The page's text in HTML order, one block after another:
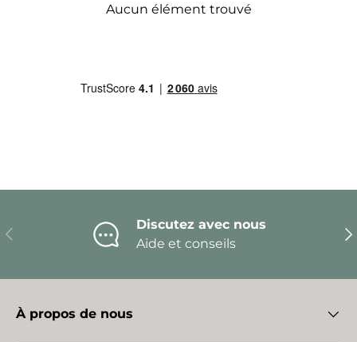
Aucun élément trouvé
Précédent
Discutez avec nous
Aide et conseils
À propos de nous